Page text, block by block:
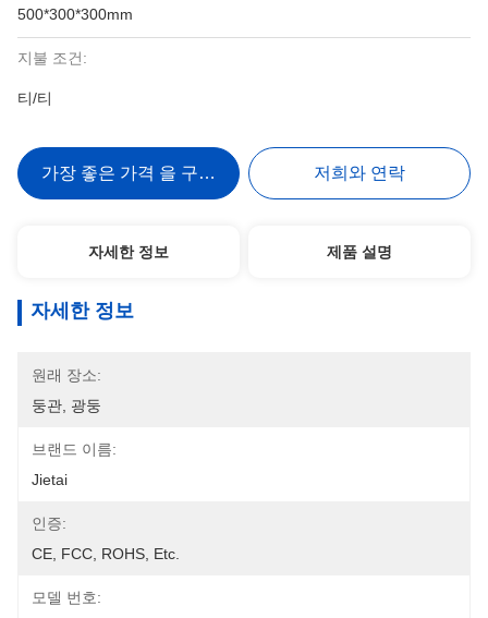
500*300*300mm
지불 조건:
티/티
가장 좋은 가격 을 구하라 저희와 연락
자세한 정보 제품 설명
자세한 정보
원래 장소:
둥관, 광둥
브랜드 이름:
Jietai
인증:
CE, FCC, ROHS, Etc.
모델 번호: